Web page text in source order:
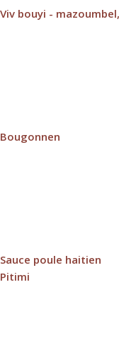
Viv bouyi -
Bougonnen
Sauce poule haitien
Pitimi